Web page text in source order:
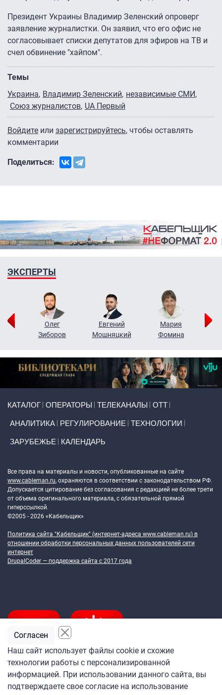
Президент Украины Владимир Зеленский опроверг
заявление журналистки. Он заявил, что его офис не
согласовывает списки депутатов для эфиров на ТВ и
счел обвинение "хайпом".
Темы
Украина Владимир Зеленский независимые СМИ
Союз журналистов UA Первый
Войдите или зарегистрируйтесь, чтобы оставлять
комментарии
Поделиться:
ЭКСПЕРТЫ
Олег
Зиборов
Евгений
Мошняцкий
Мария
Фомина
КАТАЛОГ ОПЕРАТОРЫ ТЕЛЕКАНАЛЫ ОТТ
АНАЛИТИКА РЕГУЛИРОВАНИЕ ТЕХНОЛОГИИ
ЗАРУБЕЖЬЕ КАЛЕНДАРЬ
Все права на материалы и новости, опубликованные на сайте
www.cableman.ru, охраняются в соответствии с законодательством РФ.
Допускается цитирование без согласования с редакцией не более трети
от объема оригинального материала, с обязательной прямой
гиперссылкой.
©2005 - 2026 «Кабельщик»
Политика сайта "Кабельщик" (интернет-адреса www.cableman.ru) в
отношении обработки персональных данных пользователей сети
интернет
DrupalCoder — поддержка сайта c 2017 года
Подпишитесь
на ежедневную рассылку
Наш сайт использует файлы cookie и схожие
технологии работы с персонализированной
информацией. При использовании данного сайта, вы
подтверждаете свое согласие на использование
Согласен